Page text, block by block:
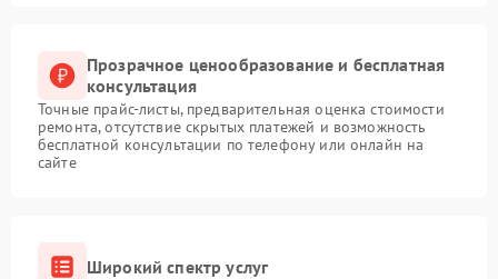
Прозрачное ценообразование и бесплатная
консультация
Точные прайс-листы, предварительная оценка стоимости
ремонта, отсутствие скрытых платежей и возможность
бесплатной консультации по телефону или онлайн на
сайте
Широкий спектр услуг